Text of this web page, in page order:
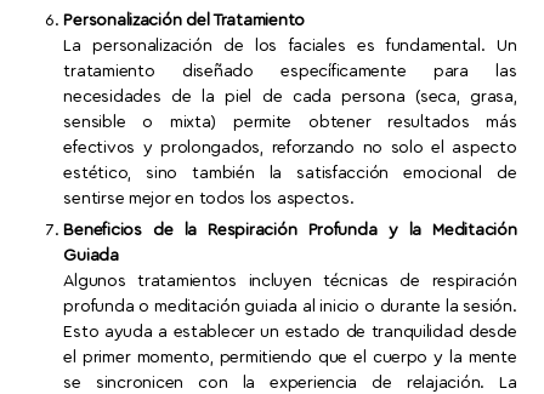
Personalización del Tratamiento
La personalización de los faciales es fundamental. Un
tratamiento diseñado específicamente para las
necesidades de la piel de cada persona (seca, grasa,
sensible o mixta) permite obtener resultados más
efectivos y prolongados, reforzando no solo el aspecto
estético, sino también la satisfacción emocional de
sentirse mejor en todos los aspectos.
Beneficios de la Respiración Profunda y la Meditación
Guiada
Algunos tratamientos incluyen técnicas de respiración
profunda o meditación guiada al inicio o durante la sesión.
Esto ayuda a establecer un estado de tranquilidad desde
el primer momento, permitiendo que el cuerpo y la mente
se sincronicen con la experiencia de relajación. La